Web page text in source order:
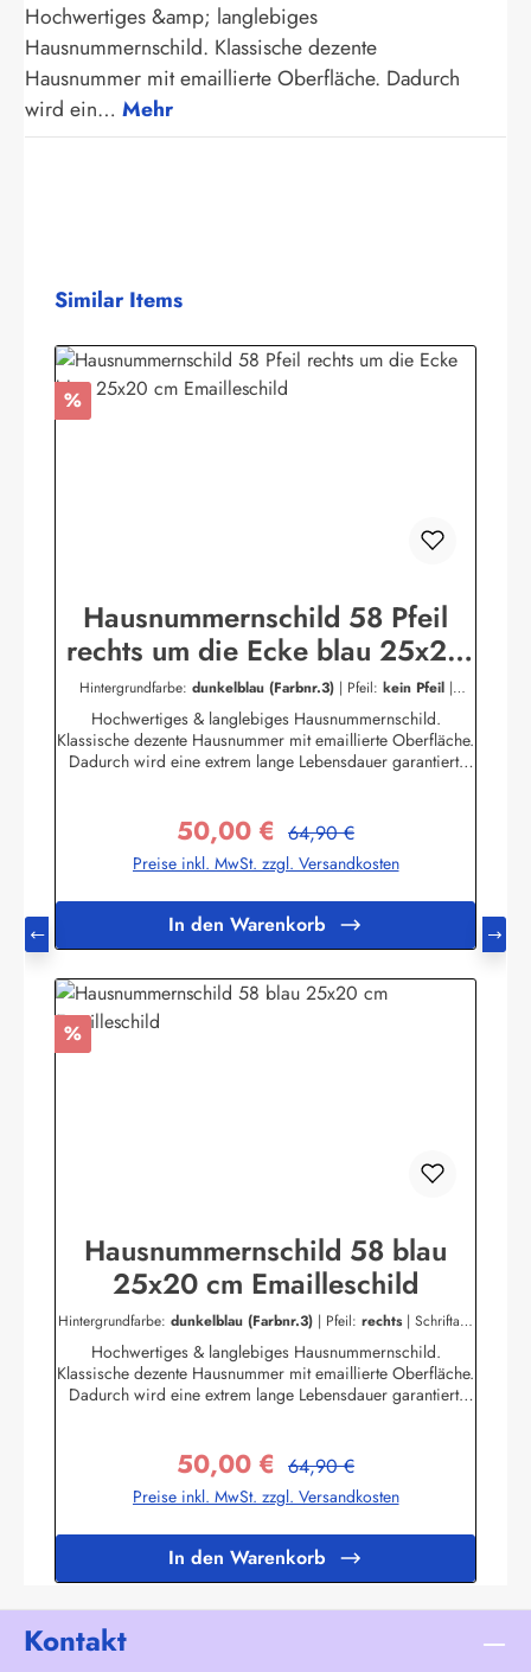
Hochwertiges &amp; langlebiges
Hausnummernschild. Klassische dezente
Hausnummer mit emaillierte Oberfläche. Dadurch
wird ein… Mehr
Produktgalerie überspringen
Similar Items
Rabatt
%
Hausnummernschild 58 Pfeil
rechts um die Ecke blau 25x20
cm Emailleschild
Hintergrundfarbe: dunkelblau (Farbnr.3) | Pfeil: kein Pfeil |
Hochwertiges & langlebiges Hausnummernschild.
Klassische dezente Hausnummer mit emaillierte Oberfläche.
Dadurch wird eine extrem lange Lebensdauer garantiert!
Wetterbedingungen wie Hitze und Frost über viele Jahre
stand! Nicht das passende dabei? Sie sind auf der Suche
nach genau diesem Schild nur in einer anderen Farbe oder
Sie Ihr Persönliches Hausnummernschild an.Zum
KontaktformularHier geht's zu unserem Konfigurator für
Emaille Schilder mit Wunschtext
Verkaufspreis:
50,00 € Regulärer Preis:
64,90 €
Preise inkl. MwSt. zzgl. Versandkosten
In den Warenkorb
Rabatt
%
Hausnummernschild 58 blau
25x20 cm Emailleschild
Hintergrundfarbe: dunkelblau (Farbnr.3) | Pfeil: rechts | Schriftart:
Hochwertiges & langlebiges Hausnummernschild.
Klassische dezente Hausnummer mit emaillierte Oberfläche.
Dadurch wird eine extrem lange Lebensdauer garantiert!
Wetterbedingungen wie Hitze und Frost über viele Jahre
stand! Nicht das passende dabei? Sie sind auf der Suche
nach genau diesem Schild nur in einer anderen Farbe oder
Sie Ihr Persönliches Hausnummernschild an.Zum
KontaktformularHier geht's zu unserem Konfigurator für
Emaille Schilder mit Wunschtext
Verkaufspreis:
50,00 € Regulärer Preis:
64,90 €
Preise inkl. MwSt. zzgl. Versandkosten
In den Warenkorb
Kontakt